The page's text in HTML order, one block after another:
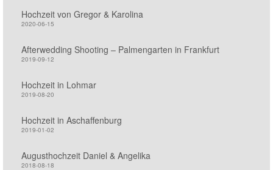
Hochzeit von Gregor & Karolina
2020-06-15
Afterwedding Shooting – Palmengarten in Frankfurt
2019-09-12
Hochzeit in Lohmar
2019-08-20
Hochzeit in Aschaffenburg
2019-01-02
Augusthochzeit Daniel & Angelika
2018-08-18